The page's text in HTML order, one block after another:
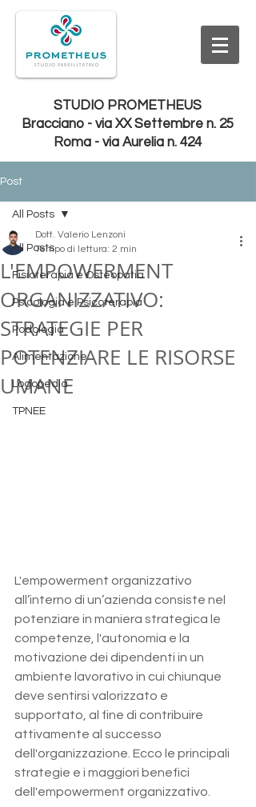
STUDIO PROMETHEUS
Bracciano - via XX Settembre n. 25
Roma - via Aurelia n. 424
Post
All Posts
Fisioterapia e Osteopatia
Psicologia e Psicoterapia
Podologia
Alimentazione
Logopedia
TPNEE
All Posts
L'EMPOWERMENT
ORGANIZZATIVO:
STRATEGIE PER
POTENZIARE LE RISORSE
UMANE
Dott. Valerio Lenzoni
Tempo di lettura: 2 min
L'empowerment organizzativo
all’interno di un’azienda consiste nel
potenziare in maniera strategica le
competenze, l'autonomia e la
motivazione dei dipendenti in un
ambiente lavorativo in cui chiunque
deve sentirsi valorizzato e
supportato, al fine di contribuire
attivamente al successo
dell'organizzazione. Ecco le principali
strategie e i maggiori benefici
dell'empowerment organizzativo.